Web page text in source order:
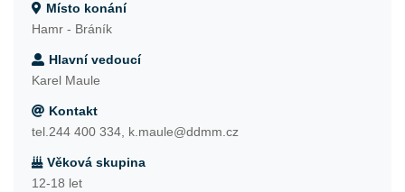
Místo konání
Hamr - Bráník
Hlavní vedoucí
Karel Maule
Kontakt
tel.244 400 334, k.maule@ddmm.cz
Věková skupina
12-18 let